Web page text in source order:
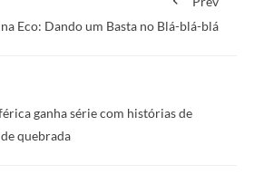
Eco: Dando um Basta no Blá-blá-blá
ganha série com histórias de
quebrada